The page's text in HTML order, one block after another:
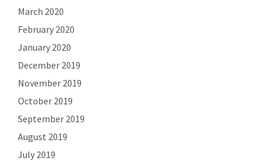
March 2020
February 2020
January 2020
December 2019
November 2019
October 2019
September 2019
August 2019
July 2019